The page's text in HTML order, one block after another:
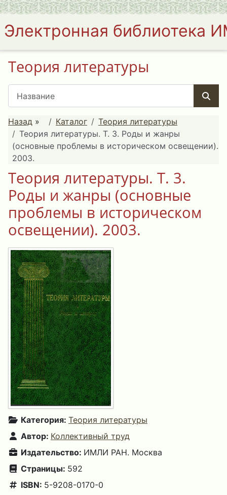
Электронная библиотека
Теория литературы
Назад » Каталог
Теория литературы
Теория литературы. Т. 3. Роды и жанры
(основные проблемы в историческом освещении).
2003.
Теория литературы. Т. 3.
Роды и жанры (основные
проблемы в историческом
освещении). 2003.
Категория: Теория литературы
Автор: Коллективный труд
Издательство: ИМЛИ РАН. Москва
Страницы: 592
ISBN: 5-9208-0170-0